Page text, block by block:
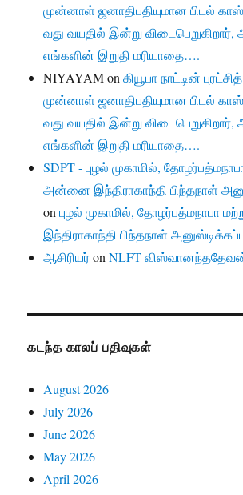
முன்னாள் ஜனாதிபதியுமான பிடல்
வது வயதில் இன்று விடைபெறுகிறார்,
எங்களின் இறுதி மரியாதை….
NIYAYAMonகியூபா நாட்டின்
முன்னாள் ஜனாதிபதியுமான பிடல்
வது வயதில் இன்று விடைபெறுகிறார்,
எங்களின் இறுதி மரியாதை….
SDPT - புழல் முகாமில்,
அன்னை இந்திராகாந்தி பிந்தநாள்
onபுழல் முகாமில், தோழர்பத்மநாபா
இந்திராகாந்தி பிந்தநாள்
ஆசிரியர்onNLFT
கடந்த காலப் பதிவுகள்
August 2026
July 2026
June 2026
May 2026
April 2026